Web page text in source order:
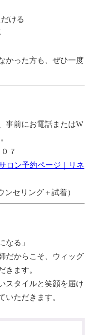
ける
かった方も、ぜひ一度
事前にお電話またはW
７
ロン予約ページ｜リネ
ンセリング＋試着）
なる」
だからこそ、ウィッグ
きます。
スタイルと笑顔を届け
いただきます。